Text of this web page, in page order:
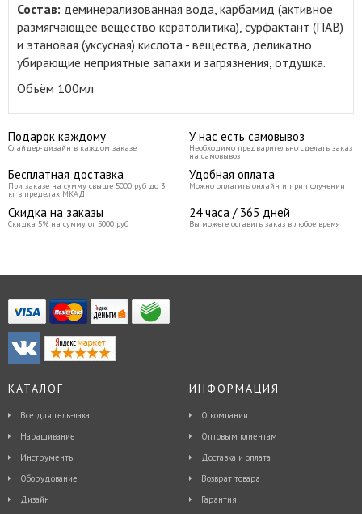
Состав: деминерализованная вода, карбамид (активное
размягчающее вещество кератолитика), сурфактант (ПАВ)
и этановая (уксусная) кислота - вещества, деликатно
убирающие неприятные запахи и загрязнения, отдушка.
Объём 100мл
Подарок каждому
Слайдер-дизайн в каждом заказе
У нас есть самовывоз
Необходимо предварительно сделать заказ
на самовывоз
Бесплатная доставка
При заказе на сумму свыше 5000 руб до 3
кг в пределах МКАД
Удобная оплата
Можно оплатить онлайн и при получении
Скидка на заказы
Скидка 5% на сумму от 5000 руб
24 часа / 365 дней
Вы можете оставить заказ в любое время
КАТАЛОГ
Все для гель-лака
Наращивание
Инструменты
Оборудование
Дизайн
ИНФОРМАЦИЯ
О компании
Оптовым клиентам
Доставка и оплата
Возврат товара
Гарантия